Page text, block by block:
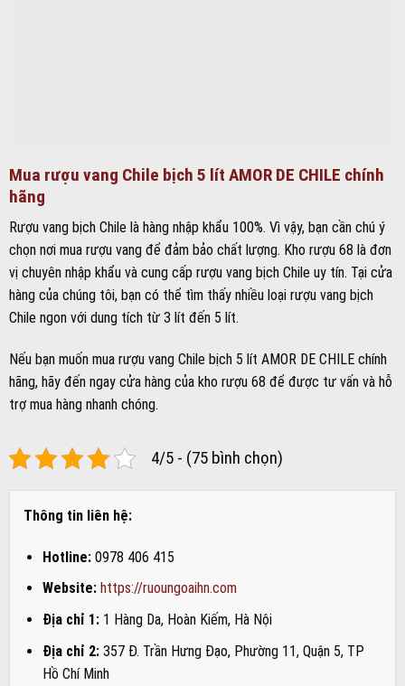
Mua rượu vang Chile bịch 5 lít AMOR DE CHILE chính
hãng
Rượu vang bịch Chile là hàng nhập khẩu 100%. Vì vậy, bạn cần chú ý
chọn nơi mua rượu vang để đảm bảo chất lượng. Kho rượu 68 là đơn
vị chuyên nhập khẩu và cung cấp rượu vang bịch Chile uy tín. Tại cửa
hàng của chúng tôi, bạn có thể tìm thấy nhiều loại rượu vang bịch
Chile ngon với dung tích từ 3 lít đến 5 lít.
Nếu bạn muốn mua rượu vang Chile bịch 5 lít AMOR DE CHILE chính
hãng, hãy đến ngay cửa hàng của kho rượu 68 để được tư vấn và hỗ
trợ mua hàng nhanh chóng.
4/5 - (75 bình chọn)
Thông tin liên hệ:
Hotline:0978 406 415
Website: https://ruoungoaihn.com
Địa chỉ 1:1 Hàng Da, Hoàn Kiếm, Hà Nội
Địa chỉ 2:357 Đ. Trần Hưng Đạo, Phường 11, Quận 5, TP
Hồ Chí Minh